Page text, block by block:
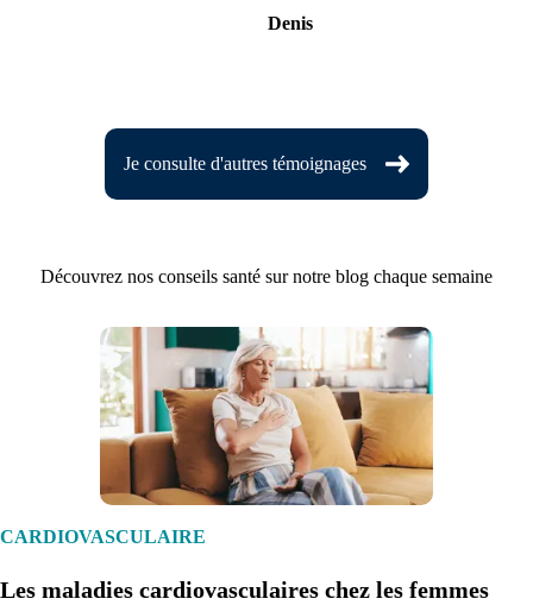
Denis
Je consulte d'autres témoignages
Découvrez nos conseils santé sur notre blog chaque semaine
CARDIOVASCULAIRE
Les maladies cardiovasculaires chez les femmes